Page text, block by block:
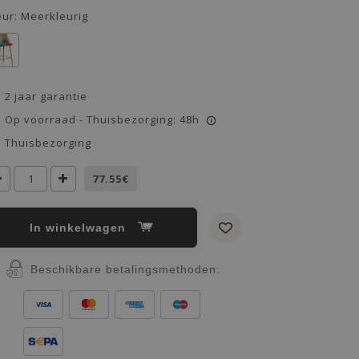
Meerkleurig
2 jaar garantie
Op voorraad - Thuisbezorging: 48h
i
Thuisbezorging
77.55€
In winkelwagen
Beschikbare betalingsmethoden: